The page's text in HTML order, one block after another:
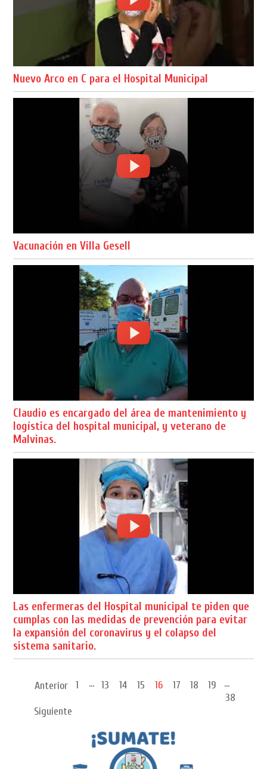
Nuevo Arco en C para el Hospital Municipal
Vacunación en Villa Gesell
Claudio es encargado del área de mantenimiento y
logística del hospital municipal, y veterano de
Malvinas.
Las enfermeras del Hospital municipal te piden que
cumplas con las medidas de prevención para evitar
la expansión del coronavirus y el colapso del
sistema sanitario.
Anterior 1 ... 13 14 15 16 17 18 19
...
38
Siguiente